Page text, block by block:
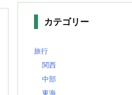
カテゴリー
旅行
関西
中部
東海